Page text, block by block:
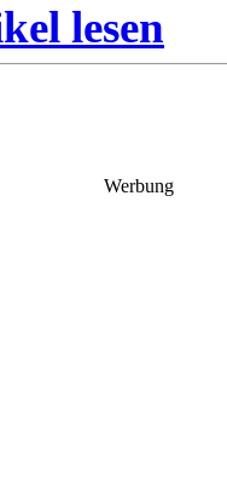
lesen
Werbung